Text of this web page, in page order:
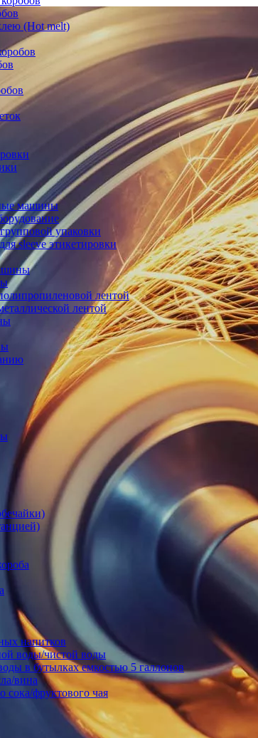
(Hot melt)
машины
упаковки
sleeve этикетировки
лентой
лентой
напитков
воды/чистой воды
в бутылках емкостью 5 галлонов
вина
сока/фруктового чая